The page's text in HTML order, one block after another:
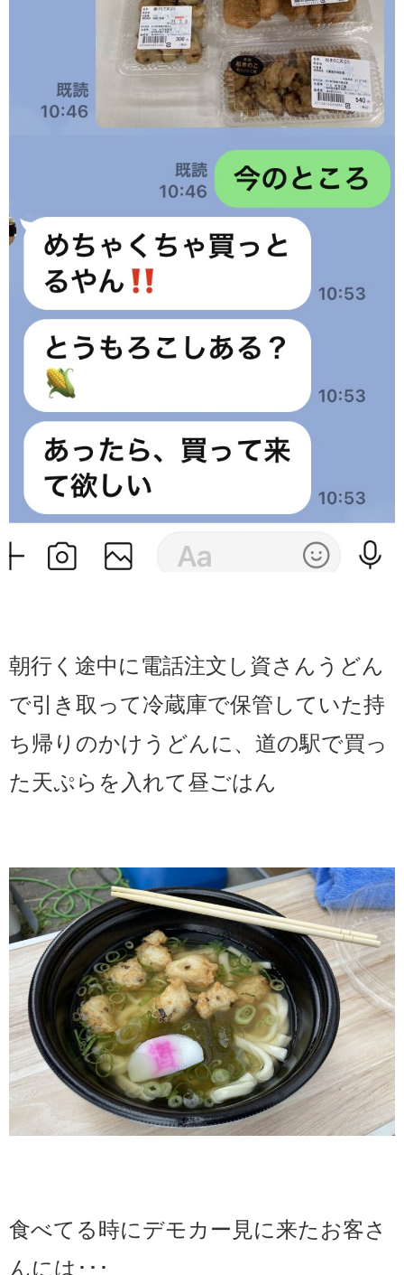
朝行く途中に電話注文し資さんうどん
で引き取って冷蔵庫で保管していた持
ち帰りのかけうどんに、道の駅で買っ
た天ぷらを入れて昼ごはん
食べてる時にデモカー見に来たお客さ
んには･･･